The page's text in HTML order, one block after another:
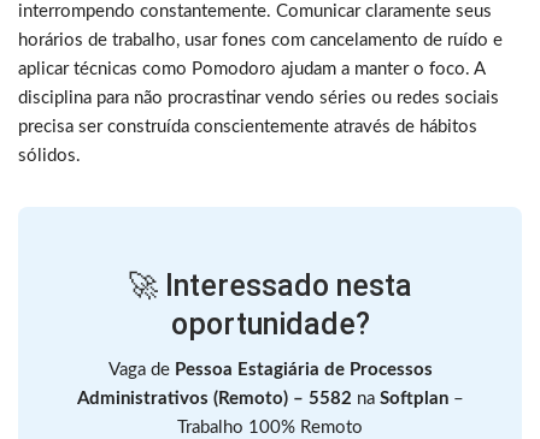
interrompendo constantemente. Comunicar claramente seus
horários de trabalho, usar fones com cancelamento de ruído e
aplicar técnicas como Pomodoro ajudam a manter o foco. A
disciplina para não procrastinar vendo séries ou redes sociais
precisa ser construída conscientemente através de hábitos
sólidos.
🚀 Interessado nesta
oportunidade?
Vaga de Pessoa Estagiária de Processos
Administrativos (Remoto) – 5582 na Softplan–
Trabalho 100% Remoto